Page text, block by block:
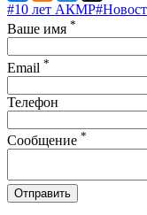
#10 лет АКМР
Ваше имя *
Email *
Телефон
Сообщение *
Отправить